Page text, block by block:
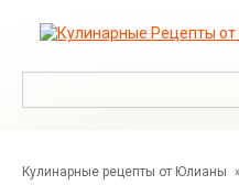
Кулинарные рецепты от Юлианы »